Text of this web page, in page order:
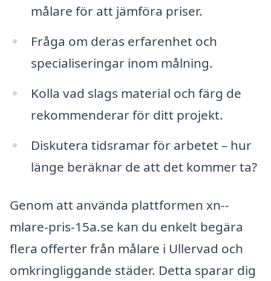
målare för att jämföra priser.
Fråga om deras erfarenhet och
specialiseringar inom målning.
Kolla vad slags material och färg de
rekommenderar för ditt projekt.
Diskutera tidsramar för arbetet – hur
länge beräknar de att det kommer ta?
Genom att använda plattformen xn--
mlare-pris-15a.se kan du enkelt begära
flera offerter från målare i Ullervad och
omkringliggande städer. Detta sparar dig